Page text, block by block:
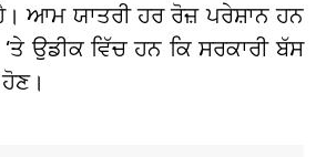
ਆਮ ਯਾਤਰੀ ਹਰ ਰੋਜ਼ ਪਰੇਸ਼ਾਨ ਹਨ
ਉਡੀਕ ਵਿੱਚ ਹਨ ਕਿ ਸਰਕਾਰੀ ਬੱਸ